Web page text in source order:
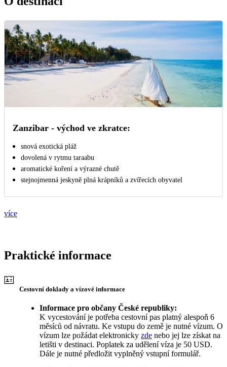
Zanzibar - východ ve zkratce:
snová exotická pláž
dovolená v rytmu taraabu
aromatické koření a výrazné chutě
stejnojmenná jeskyně plná krápníků a zvířecích obyvatel
více
Praktické informace
Cestovní doklady a vízové informace
Informace pro občany České republiky:
K vycestování je potřeba cestovní pas platný alespoň 6
měsíců od návratu. Ke vstupu do země je nutné vízum. O
vízum lze požádat elektronicky zde nebo jej lze získat na
letišti v destinaci. Poplatek za udělení víza je 50 USD.
Dále je nutné předložit vyplněný vstupní formulář.